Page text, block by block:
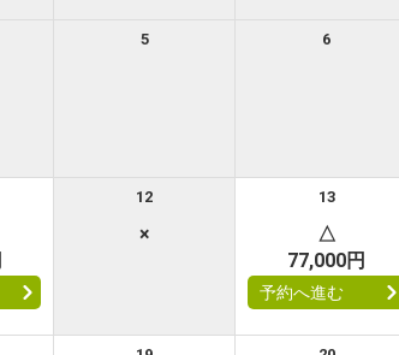
5 6
12
×
13
△
77,000円
予約へ進む